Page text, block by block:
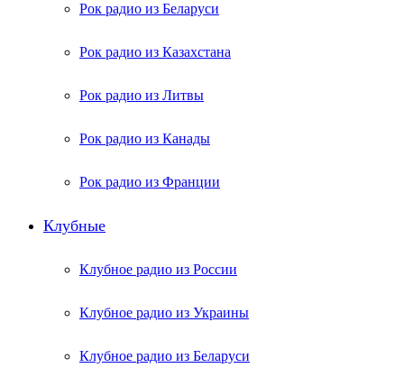
Рок радио из Беларуси
Рок радио из Казахстана
Рок радио из Литвы
Рок радио из Канады
Рок радио из Франции
Клубные
Клубное радио из России
Клубное радио из Украины
Клубное радио из Беларуси